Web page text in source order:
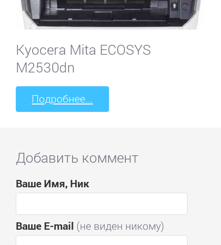
Kyocera Mita ECOSYS
M2530dn
Подробнее...
Добавить коммент
Ваше Имя, Ник
Ваше E-mail (не виден никому)